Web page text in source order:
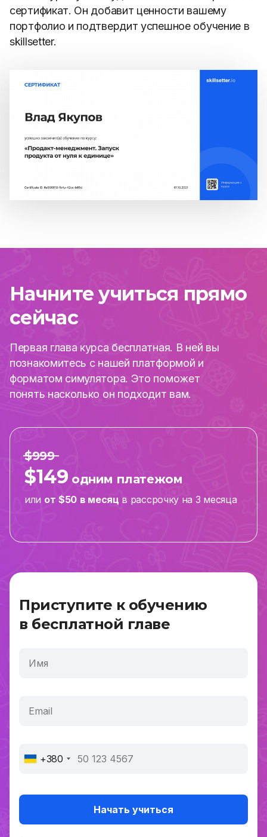
сертификат. Он добавит ценности вашему
портфолио и подтвердит успешное обучение в
skillsetter.
Начните учиться прямо
сейчас
Первая глава курса бесплатная. В ней вы
познакомитесь с нашей платформой и
форматом симулятора. Это поможет
понять насколько он подходит вам.
$999
$149 одним платежом
или от $50 в месяц в рассрочку на 3 месяца
Приступите к обучению
в бесплатной главе
+380
Начать учиться